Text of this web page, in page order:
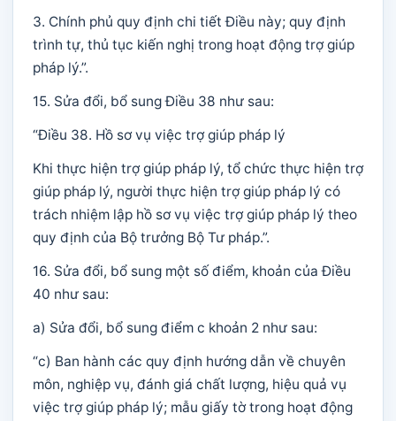
3. Chính phủ quy định chi tiết Điều này; quy định
trình tự, thủ tục kiến nghị trong hoạt động trợ giúp
pháp lý.”.
15. Sửa đổi, bổ sung Điều 38 như sau:
“Điều 38. Hồ sơ vụ việc trợ giúp pháp lý
Khi thực hiện trợ giúp pháp lý, tổ chức thực hiện trợ
giúp pháp lý, người thực hiện trợ giúp pháp lý có
trách nhiệm lập hồ sơ vụ việc trợ giúp pháp lý theo
quy định của Bộ trưởng Bộ Tư pháp.”.
16. Sửa đổi, bổ sung một số điểm, khoản của Điều
40 như sau:
a) Sửa đổi, bổ sung điểm c khoản 2 như sau:
“c) Ban hành các quy định hướng dẫn về chuyên
môn, nghiệp vụ, đánh giá chất lượng, hiệu quả vụ
việc trợ giúp pháp lý; mẫu giấy tờ trong hoạt động